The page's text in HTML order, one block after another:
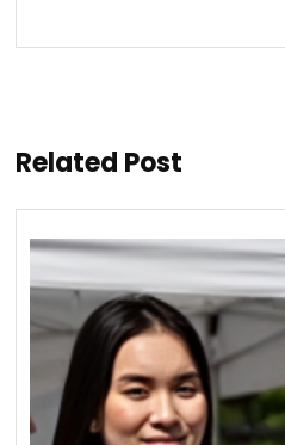
Related Post